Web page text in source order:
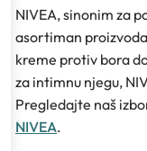
NIVEA, sinonim za
asortiman
kreme protiv bora
za intimnu njegu,
Pregledajte naš
NIVEA.